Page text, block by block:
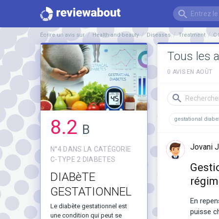
Écrire un avis sur Health-and-beauty Diseases Treatment
8.2 B
N°4 DANS LA CATÉGORIE
C-TYPE 2 DIABETES
DIABèTE
GESTATIONNEL
Le diabète gestationnel est
une condition qui peut se
Tous les
0 AVIS EN AOÛT
gestational
Jovani
En
puisse